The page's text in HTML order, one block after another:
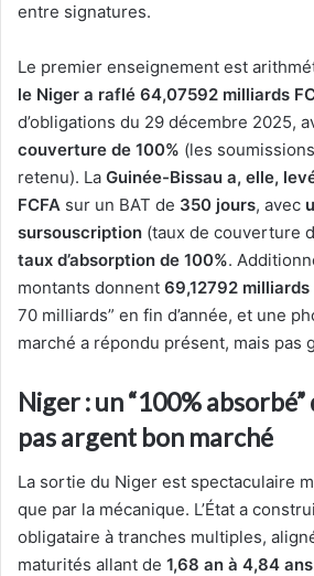
entre signatures.
Le premier enseignement est
le Niger a raflé 64,07592 milliards
d’obligations du 29 décembre 2025,
couverture de 100% (les
retenu). La Guinée-Bissau a, elle,
FCFA sur un BAT de 350 jours, avec
sursouscription (taux de couverture
taux d’absorption de 100%.
montants donnent 69,12792 milliards
70 milliards” en fin d’année, et une
marché a répondu présent, mais pas
Niger : un “100%
pas argent bon marché
La sortie du Niger est spectaculaire
que par la mécanique. L’État a
obligataire à tranches multiples,
maturités allant de 1,68 an à 4,84 ans